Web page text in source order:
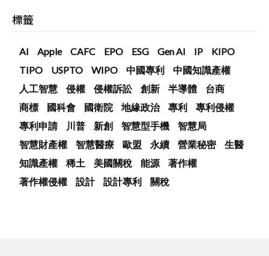
標籤
AI Apple CAFC EPO ESG Gen AI IP
KIPO
TIPO
USPTO WIPO 中國專利
中國知識產權
人工智慧
侵權 侵權訴訟 創新 半導體
台商
商標
國科會 國衛院 地緣政治 專利
專利侵權
專利申請
川普 新創 智慧型手機
智慧局
智慧財產權
智慧醫療 歐盟 永續 營業秘密
生醫
知識產權
稀土 美國關稅 能源
著作權
著作權侵權
設計 設計專利 關稅